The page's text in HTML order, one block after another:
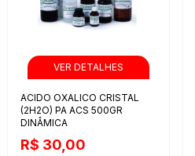
ACIDO OXALICO CRISTAL
(2H2O) PA ACS 500GR
DINÂMICA
R$ 30,00